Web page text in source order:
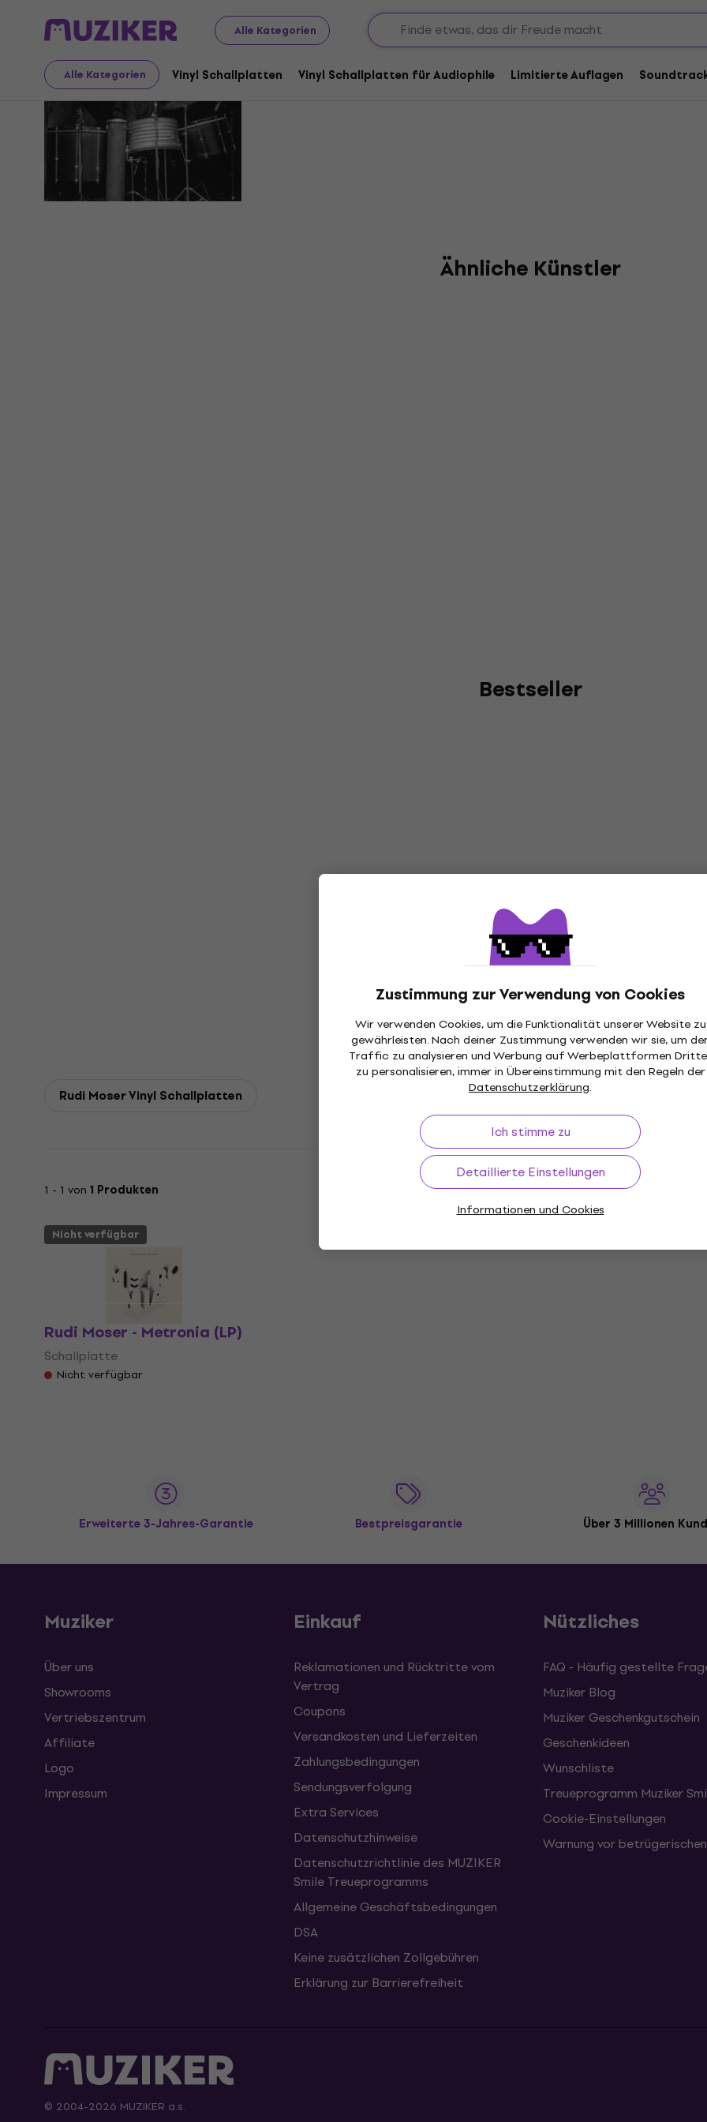
Alle Kategorien
Alle Kategorien Vinyl Schallplatten Vinyl Schallplatten für Audiophile Limitierte Auflagen
Zustimmung zur Verwendung von Cookies
Wir verwenden Cookies, um die Funktionalität unserer Website zu
gewährleisten. Nach deiner Zustimmung verwenden wir sie, um
Traffic zu analysieren und Werbung auf Werbeplattformen
zu personalisieren, immer in Übereinstimmung mit den Regeln der
Datenschutzerklärung.
Ich stimme zu
Detaillierte Einstellungen
Informationen und Cookies
Rudi Moser
Ähnliche Künstler
Bestseller
Rudi Moser Vinyl Schallplatten
1 - 1 von 1 Produkten
Nicht verfügbar
Rudi Moser - Metronia (LP)
Schallplatte
Nicht verfügbar
Erweiterte 3-Jahres-Garantie Bestpreisgarantie Über 3 Millionen
Muziker
Über uns
Showrooms
Vertriebszentrum
Affiliate
Logo
Impressum
Einkauf
Reklamationen und Rücktritte vom
Vertrag
Coupons
Versandkosten und Lieferzeiten
Zahlungsbedingungen
Sendungsverfolgung
Extra Services
Datenschutzhinweise
Datenschutzrichtlinie des MUZIKER
Smile Treueprogramms
Allgemeine Geschäftsbedingungen
DSA
Keine zusätzlichen Zollgebühren
Erklärung zur Barrierefreiheit
Nützliches
FAQ - Häufig gestellte
Muziker Blog
Muziker Geschenkgutschein
Geschenkideen
Wunschliste
Treueprogramm Muziker
Cookie-Einstellungen
Warnung vor
© 2004-2026 MUZIKER a.s.